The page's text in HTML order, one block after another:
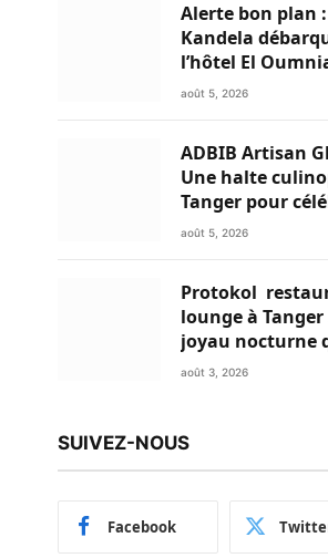
Alerte bon plan :
Kandela
l’hôtel El
Puerto pour
août 5, 2026
ADBIB Artisan
Une halte
Tanger pour
glace
août 5, 2026
Protokol
lounge à Tanger
joyau nocturne
réinvente vos
août 3, 2026
SUIVEZ-NOUS
Facebook